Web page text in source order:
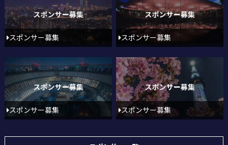
スポンサー募集 スポンサー募集
スポンサー募集 スポンサー募集